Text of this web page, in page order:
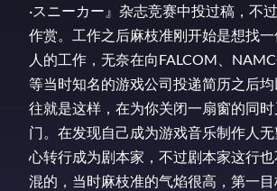
·スニーカー』杂志竞赛中投过稿，不
作赏。工作之后麻枝准刚开始是想找
人的工作，无奈在向FALCOM、
等当时知名的游戏公司投递简历之后
往就是这样，在为你关闭一扇窗的同
门。在发现自己成为游戏音乐制作人
心转行成为剧本家，不过剧本家这行
混的，当时麻枝准的气焰很高，第一